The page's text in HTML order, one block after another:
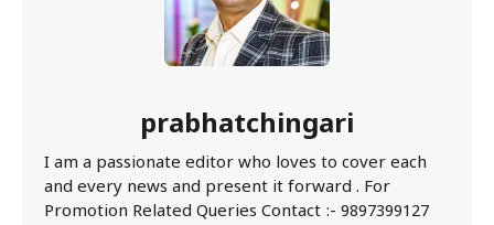
prabhatchingari
I am a passionate editor who loves to cover each
and every news and present it forward . For
Promotion Related Queries Contact :- 9897399127